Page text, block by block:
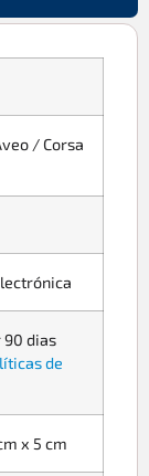
/ Corsa
90 dias
de
x 5 cm